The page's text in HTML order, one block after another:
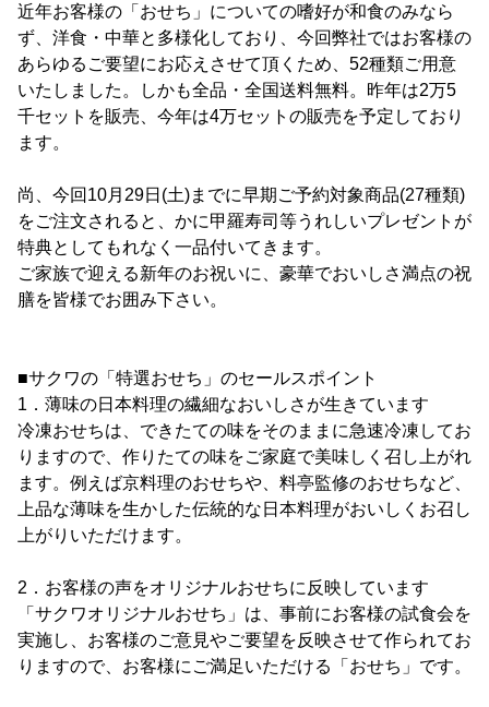
近年お客様の「おせち」についての嗜好が和食のみなら
ず、洋食・中華と多様化しており、今回弊社ではお客様の
あらゆるご要望にお応えさせて頂くため、52種類ご用意
いたしました。しかも全品・全国送料無料。昨年は2万5
千セットを販売、今年は4万セットの販売を予定しており
ます。
尚、今回10月29日(土)までに早期ご予約対象商品(27種類)
をご注文されると、かに甲羅寿司等うれしいプレゼントが
特典としてもれなく一品付いてきます。
ご家族で迎える新年のお祝いに、豪華でおいしさ満点の祝
膳を皆様でお囲み下さい。
■サクワの「特選おせち」のセールスポイント
1．薄味の日本料理の繊細なおいしさが生きています
冷凍おせちは、できたての味をそのままに急速冷凍してお
りますので、作りたての味をご家庭で美味しく召し上がれ
ます。例えば京料理のおせちや、料亭監修のおせちなど、
上品な薄味を生かした伝統的な日本料理がおいしくお召し
上がりいただけます。
2．お客様の声をオリジナルおせちに反映しています
「サクワオリジナルおせち」は、事前にお客様の試食会を
実施し、お客様のご意見やご要望を反映させて作られてお
りますので、お客様にご満足いただける「おせち」です。